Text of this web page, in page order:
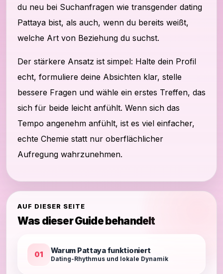
du neu bei Suchanfragen wie transgender dating
Pattaya bist, als auch, wenn du bereits weißt,
welche Art von Beziehung du suchst.
Der stärkere Ansatz ist simpel: Halte dein Profil
echt, formuliere deine Absichten klar, stelle
bessere Fragen und wähle ein erstes Treffen, das
sich für beide leicht anfühlt. Wenn sich das
Tempo angenehm anfühlt, ist es viel einfacher,
echte Chemie statt nur oberflächlicher
Aufregung wahrzunehmen.
AUF DIESER SEITE
Was dieser Guide behandelt
01 Warum Pattaya funktioniert
Dating-Rhythmus und lokale Dynamik